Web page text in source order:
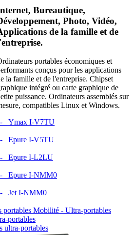
Bureautique,
Photo, Vidéo,
de la famille et de
portables économiques et
conçus pour les applications
la famille et de l'entreprise. Chipset
intégré ou carte graphique de
puissance. Ordinateurs assemblés sur
compatibles Linux et Windows.
Ymax I-V7TU
Epure I-V5TU
Epure I-L2LU
Epure I-NMM0
Jet I-NMM0
portables
ultra-portables